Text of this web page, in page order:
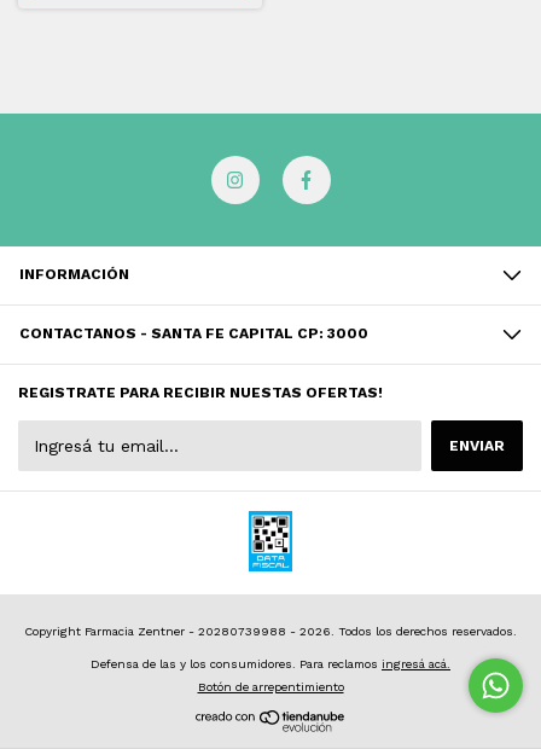
INFORMACIÓN
CONTACTANOS - SANTA FE CAPITAL CP: 3000
REGISTRATE PARA RECIBIR NUESTAS OFERTAS!
Copyright Farmacia Zentner - 20280739988 - 2026. Todos los derechos reservados.
Defensa de las y los consumidores. Para reclamos ingresá acá.
Botón de arrepentimiento